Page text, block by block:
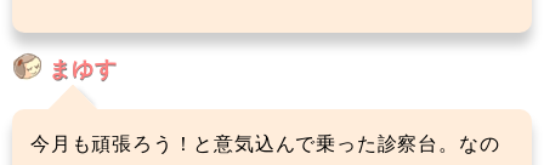
まゆす
今月も頑張ろう！と意気込んで乗った診察台。なの